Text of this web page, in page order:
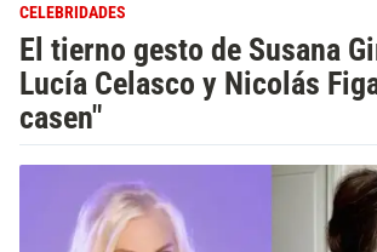
CELEBRIDADES
El tierno gesto de Susana
Lucía Celasco y Nicolás
casen"